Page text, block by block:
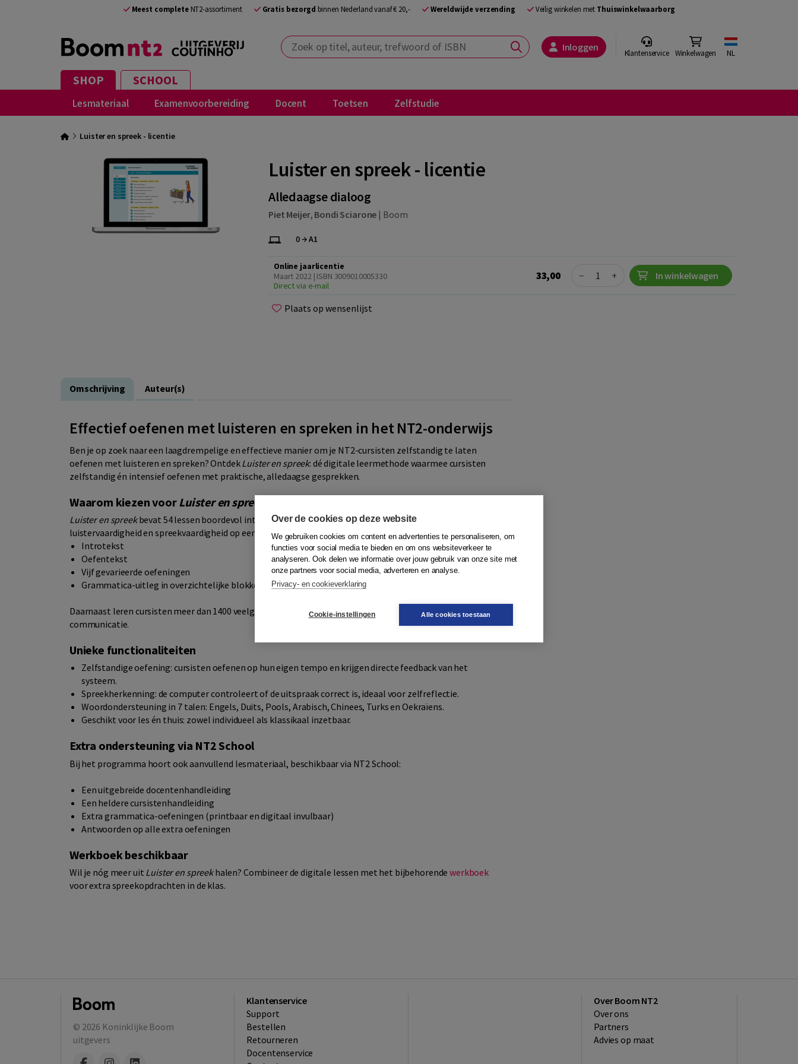
Meest completeNT2-assortiment Gratis bezorgd binnen Nederland vanaf € 20,- Wereldwijde verzending Veilig winkelen met Thuiswinkelwaarborg
Zoek op titel, auteur, trefwoord of ISBN Inloggen Klantenservice Winkelwagen NL
SHOP SCHOOL
Lesmateriaal Examenvoorbereiding Docent Toetsen Zelfstudie
Luister en spreek - licentie
Luister en spreek - licentie
Alledaagse dialoog
Piet Meijer, Bondi Sciarone | Boom
Online jaarlicentie
Maart 2022 | ISBN 3009010005330
Direct via e-mail
33,00 Quantity
− + In winkelwagen
Plaats op wensenlijst
Omschrijving Auteur(s)
Effectief oefenen met luisteren en spreken in het NT2-onderwijs
Ben je op zoek naar een laagdrempelige en effectieve manier om je NT2-cursisten zelfstandig te laten
oefenen met luisteren en spreken? OntdekLuister en spreek: dé digitale leermethode waarmee cursisten
zelfstandig én intensief oefenen met praktische, alledaagse gesprekken.
Waarom kiezen voor Luister en spreek
Luister en spreekbevat 54 lessen boordevol interactieve opdrachten die je cursisten helpen om
luistervaardigheid en spreekvaardigheid op een natuurlijke manier te ontwikkelen. Elke les bestaat uit een:
Introtekst
Oefentekst
Vijf gevarieerde oefeningen
Grammatica-uitleg in overzichtelijke blokken
Daarnaast leren cursisten meer dan 1400 veelgebruikte woorden die essentieel zijn voor dagelijkse
communicatie.
Unieke functionaliteiten
Zelfstandige oefening: cursisten oefenen op hun eigen tempo en krijgen directe feedback van het
systeem.
Spreekherkenning: de computer controleert of de uitspraak correct is, ideaal voor zelfreflectie.
Woordondersteuning in 7 talen: Engels, Duits, Pools, Arabisch, Chinees, Turks en Oekraïens.
Geschikt voor les én thuis: zowel individueel als klassikaal inzetbaar.
Extra ondersteuning via NT2 School
Bij het programma hoort ook aanvullend lesmateriaal, beschikbaar via NT2 School:
Een uitgebreide docentenhandleiding
Een heldere cursistenhandleiding
Extra grammatica-oefeningen (printbaar en digitaal invulbaar)
Antwoorden op alle extra oefeningen
Werkboek beschikbaar
Wil je nóg meer uit Luister en spreekhalen? Combineer de digitale lessen met het bijbehorendewerkboek
voor extra spreekopdrachten in de klas.
© 2026 Koninklijke Boom
uitgevers
Klantenservice
Support
Bestellen
​Retourneren
Docentenservice
Over Boom NT2
Over ons
Partners
Advies op maat
Over de cookies op deze website
We gebruiken cookies om content en advertenties te personaliseren, om
functies voor social media te bieden en om ons websiteverkeer te
analyseren. Ook delen we informatie over jouw gebruik van onze site met
onze partners voor social media, adverteren en analyse.
Privacy- en cookieverklaring
Cookie-instellingen Alle cookies toestaan